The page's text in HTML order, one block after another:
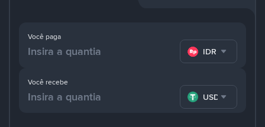
Você paga
IDR
Você recebe
USDT